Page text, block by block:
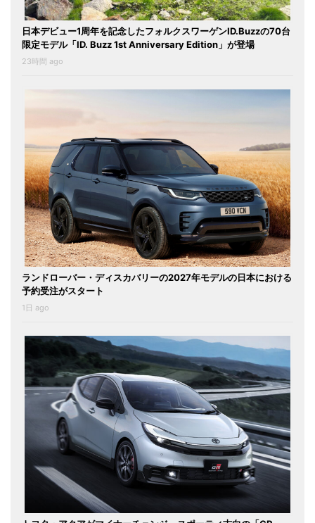
日本デビュー1周年を記念したフォルクスワーゲンID.Buzzの70台
限定モデル「ID. Buzz 1st Anniversary Edition」が登場
23時間 ago
ランドローバー・ディスカバリーの2027年モデルの日本における
予約受注がスタート
1日 ago